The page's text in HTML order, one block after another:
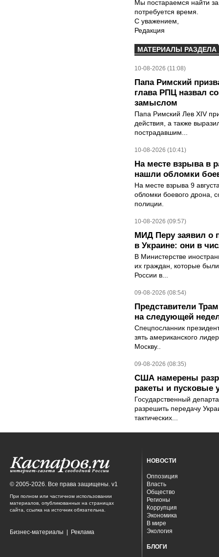
Мы постараемся найти
потребуется время.
С уважением,
Редакция
МАТЕРИАЛЫ РАЗДЕЛА
10-08-2026 (11:08)
Папа Римский
глава РПЦ назвал
замыслом
Папа Римский Лев XIV
действия, а также
пострадавшим...
10-08-2026 (10:41)
На месте взрыва в
нашли обломки
На месте взрыва 9
обломки боевого дрона,
полиции.
10-08-2026 (09:57)
МИД Перу заявил о
в Украине: они в
В Министерстве
их граждан, которые
России в...
09-08-2026 (08:54)
Представители
на следующей
Спецпосланник
зять американского
Москву..
09-08-2026 (08:35)
США намерены
ракеты и пусковые
Государственный
разрешить передачу
тактических...
© 2005-2026. Все права защищены. v1
При полном или частичном использовании
материалов, опубликованных на страницах
сайта, ссылка на источник обязательна.
Бизнес-материалы Реклама
НОВОСТИ
Оппозиция
Власть
Общество
Регионы
Коррупция
Экономика
В мире
Экология
БЛОГИ